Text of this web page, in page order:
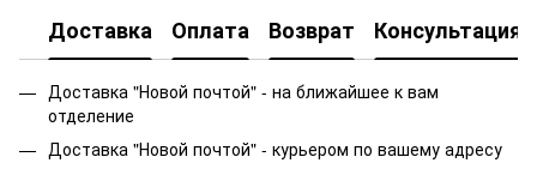
Доставка Оплата Возврат Консультация
Доставка "Новой почтой" - на ближайшее к вам
отделение
Доставка "Новой почтой" - курьером по вашему адресу